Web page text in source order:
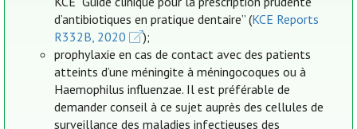
d’antibiotiques en pratique dentaire” (KCE Reports
R332B, 2020
);
prophylaxie en cas de contact avec des patients
atteints d’une méningite à méningocoques ou à
Haemophilus influenzae. Il est préférable de
demander conseil à ce sujet auprès des cellules de
surveillance des maladies infectieuses des